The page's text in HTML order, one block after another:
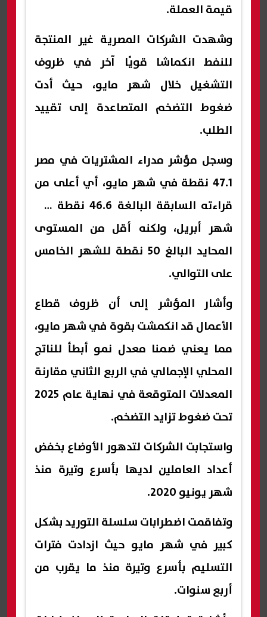
قيمة العملة.
وشهدت الشركات المصرية غير المنتجة
للنفط انكماشا قويًا آخر في ظروف
التشغيل خلال شهر مايو، حيث أدت
ضغوط التضخم المتصاعدة إلى تقييد
الطلب.
وسجل مؤشر مدراء المشتريات في مصر
47.1 نقطة في شهر مايو، أي أعلى من
قراءته السابقة البالغة 46.6 نقطة في
شهر أبريل، ولكنه أقل من المستوى
المحايد البالغ 50 نقطة للشهر الخامس
على التوالي.
وأشار المؤشر إلى أن ظروف قطاع
الأعمال قد انكمشت بقوة في شهر مايو،
مما يعني ضمنا معدل نمو أبطأ للناتج
المحلي الإجمالي في الربع الثاني مقارنة
المعدلات المتوقعة في نهاية عام 2025
تحت ضغوط تزايد التضخم.
واستجابت الشركات لتدهور الأوضاع بخفض
أعداد العاملين لديها بأسرع وتيرة منذ
شهر يونيو 2020.
وتفاقمت اضطرابات سلسلة التوريد بشكل
كبير في شهر مايو حيث ازدادت فترات
التسليم بأسرع وتيرة منذ ما يقرب من
أربع سنوات.